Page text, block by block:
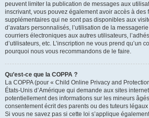
peuvent limiter la publication de messages aux
inscrivant, vous pouvez également avoir accès à des
supplémentaires qui ne sont pas disponibles aux
d’avatars personnalisés, l’utilisation de la
courriers électroniques aux autres utilisateurs,
d’utilisateurs, etc. L’inscription ne vous prend qu’un
pourquoi nous vous recommandons de le faire.
Qu’est-ce que la COPPA ?
La COPPA (pour « Child Online Privacy and
États-Unis d’Amérique qui demande aux sites
potentiellement des informations sur les mineurs
consentement écrit des parents ou des tuteurs
Si vous ne savez pas si cette loi s’applique